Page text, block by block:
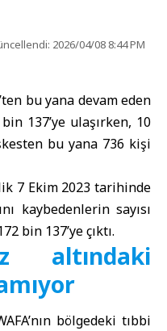
2026/04/08 8:44 PM
bu yana devam eden
137’ye ulaşırken, 10
bu yana 736 kişi
7 Ekim 2023 tarihinde
kaybedenlerin sayısı
bin 137’ye çıktı.
altındaki
bölgedeki tıbbi